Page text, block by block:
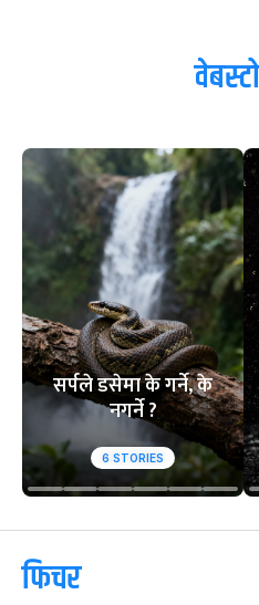
सर्पले डसेमा के गर्ने, के
नगर्ने ?
6 STORIES
फिचर